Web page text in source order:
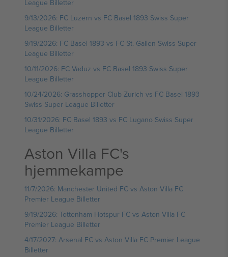
League Billetter
9/13/2026: FC Luzern vs FC Basel 1893 Swiss Super
League Billetter
9/19/2026: FC Basel 1893 vs FC St. Gallen Swiss Super
League Billetter
10/11/2026: FC Vaduz vs FC Basel 1893 Swiss Super
League Billetter
10/24/2026: Grasshopper Club Zurich vs FC Basel 1893
Swiss Super League Billetter
10/31/2026: FC Basel 1893 vs FC Lugano Swiss Super
League Billetter
Aston Villa FC's
hjemmekampe
11/7/2026: Manchester United FC vs Aston Villa FC
Premier League Billetter
9/19/2026: Tottenham Hotspur FC vs Aston Villa FC
Premier League Billetter
4/17/2027: Arsenal FC vs Aston Villa FC Premier League
Billetter